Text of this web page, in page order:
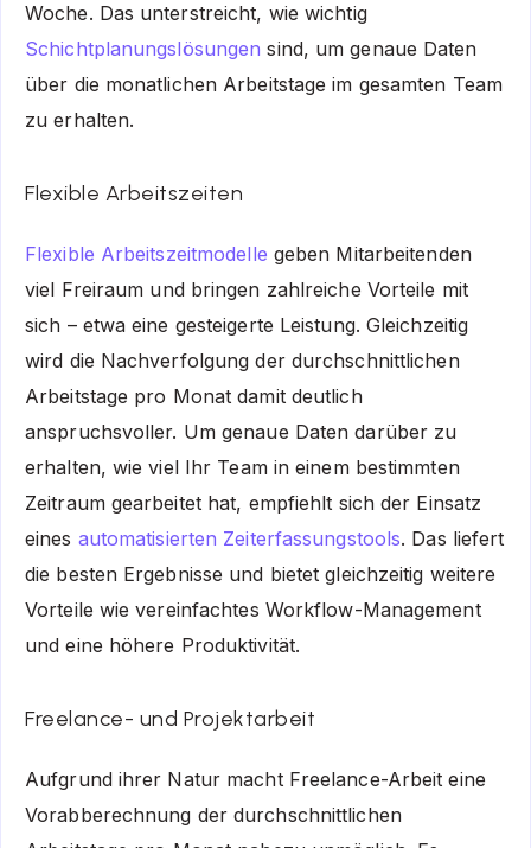
Woche. Das unterstreicht, wie wichtig
Schichtplanungslösungen sind, um genaue Daten
über die monatlichen Arbeitstage im gesamten Team
zu erhalten.
Flexible Arbeitszeiten
Flexible Arbeitszeitmodelle geben Mitarbeitenden
viel Freiraum und bringen zahlreiche Vorteile mit
sich – etwa eine gesteigerte Leistung. Gleichzeitig
wird die Nachverfolgung der durchschnittlichen
Arbeitstage pro Monat damit deutlich
anspruchsvoller. Um genaue Daten darüber zu
erhalten, wie viel Ihr Team in einem bestimmten
Zeitraum gearbeitet hat, empfiehlt sich der Einsatz
eines automatisierten Zeiterfassungstools. Das liefert
die besten Ergebnisse und bietet gleichzeitig weitere
Vorteile wie vereinfachtes Workflow-Management
und eine höhere Produktivität.
Freelance- und Projektarbeit
Aufgrund ihrer Natur macht Freelance-Arbeit eine
Vorabberechnung der durchschnittlichen